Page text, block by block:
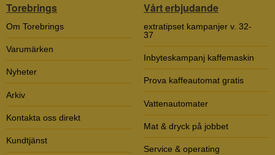
Torebrings
Om Torebrings
Varumärken
Nyheter
Arkiv
Kontakta oss direkt
Kundtjänst
Vårt erbjudande
extratipset kampanjer v. 32-
37
Inbyteskampanj kaffemaskin
Prova kaffeautomat gratis
Vattenautomater
Mat & dryck på jobbet
Service & operating